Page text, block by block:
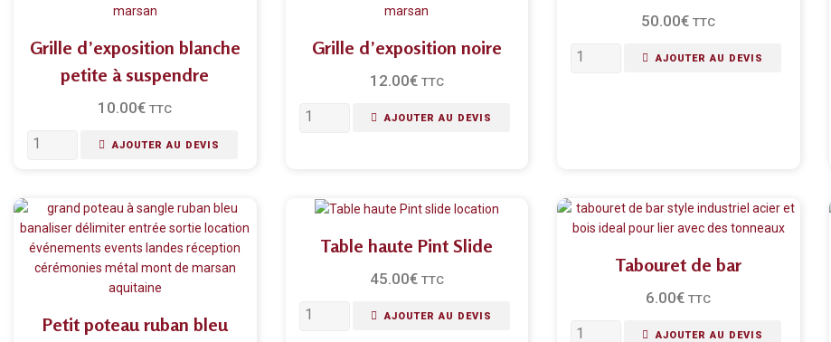
Grille d’exposition blanche
petite à suspendre
10.00€ TTC
AJOUTER AU DEVIS
Grille d’exposition noire
12.00€ TTC
AJOUTER AU DEVIS
50.00€ TTC
AJOUTER AU DEVIS
Petit poteau ruban bleu
Table haute Pint Slide
45.00€ TTC
AJOUTER AU DEVIS
Tabouret de bar
6.00€ TTC
AJOUTER AU DEVIS